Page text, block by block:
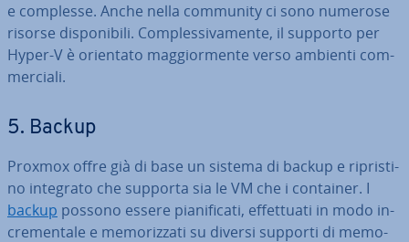
e complesse. Anche nella community ci sono numerose
risorse di­spo­ni­bi­li. Com­ples­si­va­men­te, il supporto per
Hyper-V è orientato mag­gior­men­te verso ambienti com­
mer­cia­li.
5. Backup
Proxmox offre già di base un sistema di backup e ri­pri­sti­
no integrato che supporta sia le VM che i container. I
backup possono essere pia­ni­fi­ca­ti, ef­fet­tua­ti in modo in­
cre­men­ta­le e me­mo­riz­za­ti su diversi supporti di me­mo­